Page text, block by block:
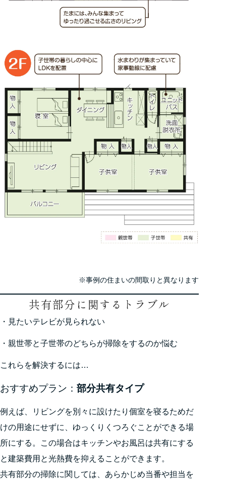
※事例の住まいの間取りと異なります
共有部分に関するトラブル
・見たいテレビが見られない
・親世帯と子世帯のどちらが掃除をするのか悩む
これらを解決するには…
おすすめプラン： 部分共有タイプ
例えば、リビングを別々に設けたり個室を寝るためだ
けの用途にせずに、ゆっくりくつろぐことができる場
所にする。この場合はキッチンやお風呂は共有にする
と建築費用と光熱費を抑えることができます。
共有部分の掃除に関しては、あらかじめ当番や担当を